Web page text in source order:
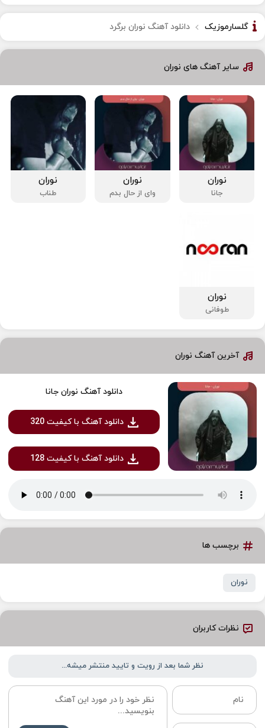
گلسارموزیک دانلود آهنگ نوران برگرد
سایر آهنگ های نوران
نوران
جانا
نوران
وای از حال بدم
نوران
طناب
نوران
طوفانی
آخرین آهنگ نوران
دانلود آهنگ نوران جانا
دانلود آهنگ با کیفیت 320
دانلود آهنگ با کیفیت 128
برچسب ها
نوران
نظرات کاربران
نظر شما بعد از رویت و تایید منتشر میشه...